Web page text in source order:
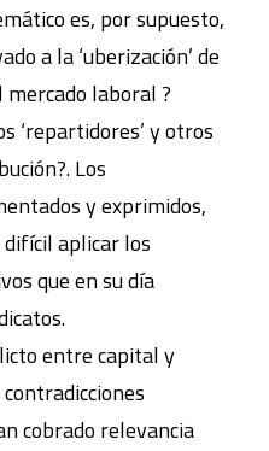
es, por supuesto,
a la ‘uberización’ de
laboral ?
‘repartidores’ y otros
Los
y exprimidos,
difícil aplicar los
que en su día
entre capital y
cobrado relevancia